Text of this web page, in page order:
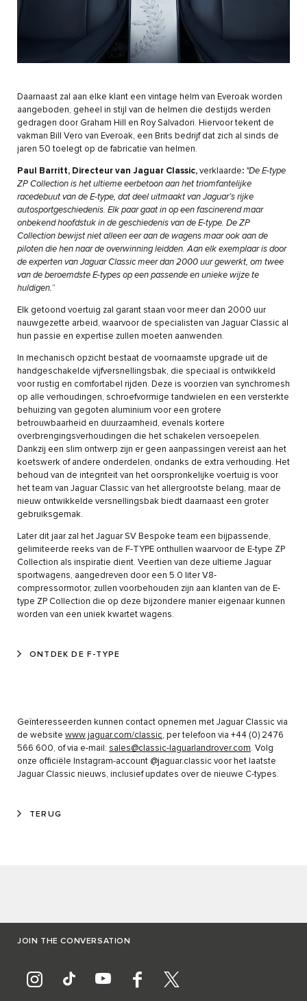
Daarnaast zal aan elke klant een vintage helm van Everoak worden
aangeboden, geheel in stijl van de helmen die destijds werden
gedragen door Graham Hill en Roy Salvadori. Hiervoor tekent de
vakman Bill Vero van Everoak, een Brits bedrijf dat zich al sinds de
jaren 50 toelegt op de fabricatie van helmen.
Paul Barritt, Directeur van Jaguar Classic, verklaarde: "De E-type
ZP Collection is het ultieme eerbetoon aan het triomfantelijke
racedebuut van de E-type, dat deel uitmaakt van Jaguar’s rijke
autosportgeschiedenis. Elk paar gaat in op een fascinerend maar
onbekend hoofdstuk in de geschiedenis van de E-type. De ZP
Collection bewijst niet alleen eer aan de wagens maar ook aan de
piloten die hen naar de overwinning leidden. Aan elk exemplaar is door
de experten van Jaguar Classic meer dan 2000 uur gewerkt, om twee
van de beroemdste E-types op een passende en unieke wijze te
huldigen.”
Elk getoond voertuig zal garant staan voor meer dan 2000 uur
nauwgezette arbeid, waarvoor de specialisten van Jaguar Classic al
hun passie en expertise zullen moeten aanwenden.
In mechanisch opzicht bestaat de voornaamste upgrade uit de
handgeschakelde vijfversnellingsbak, die speciaal is ontwikkeld
voor rustig en comfortabel rijden. Deze is voorzien van synchromesh
op alle verhoudingen, schroefvormige tandwielen en een versterkte
behuizing van gegoten aluminium voor een grotere
betrouwbaarheid en duurzaamheid, evenals kortere
overbrengingsverhoudingen die het schakelen versoepelen.
Dankzij een slim ontwerp zijn er geen aanpassingen vereist aan het
koetswerk of andere onderdelen, ondanks de extra verhouding. Het
behoud van de integriteit van het oorspronkelijke voertuig is voor
het team van Jaguar Classic van het allergrootste belang, maar de
nieuw ontwikkelde versnellingsbak biedt daarnaast een groter
gebruiksgemak.
Later dit jaar zal het Jaguar SV Bespoke team een bijpassende,
gelimiteerde reeks van de F-TYPE onthullen waarvoor de E-type ZP
Collection als inspiratie dient. Veertien van deze ultieme Jaguar
sportwagens, aangedreven door een 5.0 liter V8-
compressormotor, zullen voorbehouden zijn aan klanten van de E-
type ZP Collection die op deze bijzondere manier eigenaar kunnen
worden van een uniek kwartet wagens.
ONTDEK DE F-TYPE
Geïnteresseerden kunnen contact opnemen met Jaguar Classic via
de website www.jaguar.com/classic, per telefoon via +44 (0) 2476
566 600, of via e-mail: sales@classic-laguarlandrover.com. Volg
onze officiële Instagram-account @jaguar.classic voor het laatste
Jaguar Classic nieuws, inclusief updates over de nieuwe C-types.
TERUG
JOIN THE CONVERSATION